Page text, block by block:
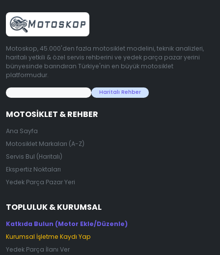
Motoskop, 45.000'den fazla motosiklet modelini, teknik analizleri,
haritalı yetkili & özel servis rehberini ve yedek parça pazar yerini
bünyesinde barındıran Türkiye'nin en büyük motosiklet
platformudur.
Haritalı Rehber
MOTOSIKLET & REHBER
Ana Sayfa
Motosiklet Markaları (A-Z)
Servis Bul (Haritalı)
Ekspertiz Noktaları
Yedek Parça Pazar Yeri
TOPLULUK & KURUMSAL
Katkıda Bulun (Motor Ekle/Düzenle)
Kurumsal İşletme Kaydı Yap
Yedek Parça İlanı Ver